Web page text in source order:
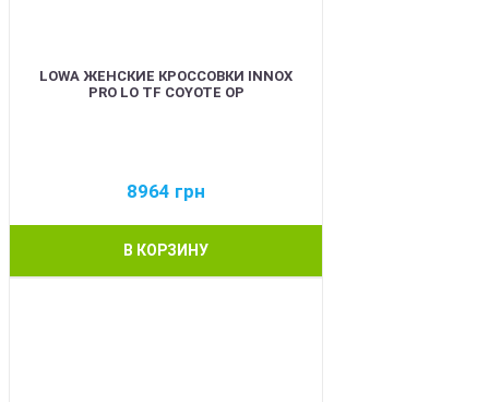
LOWA ЖЕНСКИЕ КРОССОВКИ INNOX
PRO LO TF COYOTE OP
8964 грн
В КОРЗИНУ